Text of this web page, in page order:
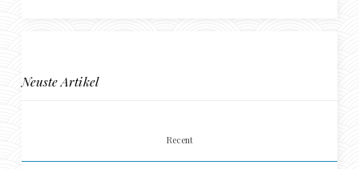
Neuste Artikel
Recent